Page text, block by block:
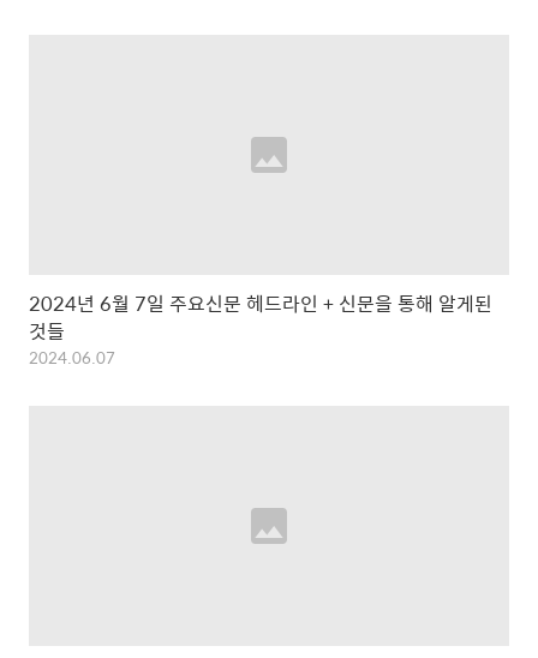
2024년 6월 7일 주요신문 헤드라인 + 신문을 통해 알게된
것들
2024.06.07